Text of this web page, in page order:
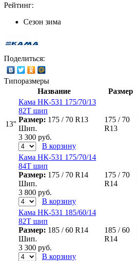
Рейтинг:
Сезон зима
Поделиться:
Типоразмеры
Название
Размер
13"
Кама НК-531 175/70/13
82Т шип
Размер: 175 / 70 R13
Шип.
3 300 руб.
В корзину
175 / 70
R13
Кама НК-531 175/70/14
84Т шип
Размер: 175 / 70 R14
Шип.
3 800 руб.
В корзину
175 / 70
R14
Кама НК-531 185/60/14
82Т шип
Размер: 185 / 60 R14
Шип.
3 300 руб.
В корзину
185 / 60
R14